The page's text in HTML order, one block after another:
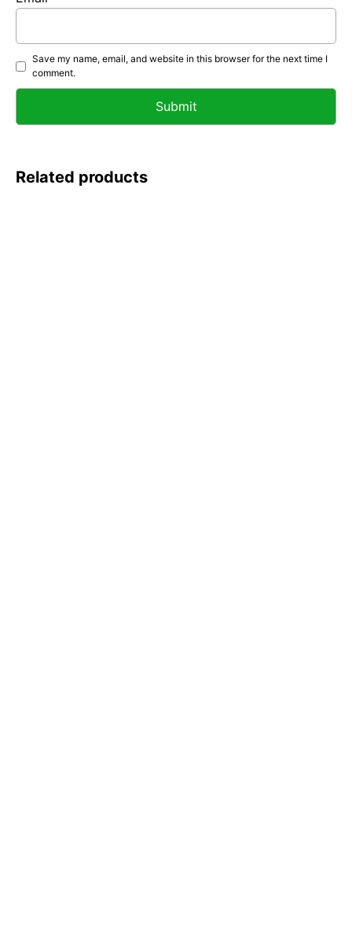
Save my name, email, and website in this browser for the next time I
comment.
Related products